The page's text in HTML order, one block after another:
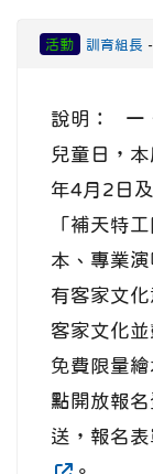
活動 訓育組長 -
說明： 一
兒童日，
年4月2日
「補天特
本、專業
有客家文
客家文化
免費限量
點開放報
送，報名